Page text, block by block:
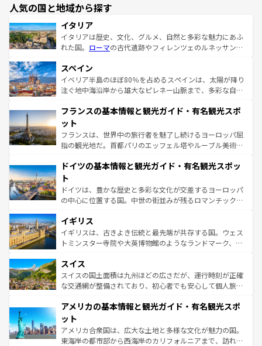
人気の国と地域から探す
イタリア
イタリアは歴史、文化、グルメ、自然と多彩な魅力にあふ
れた国。 ローマの古代遺跡やフィレンツェのルネッサンス
ろん、トスカーナの美しい田園風景やアマルフィ海岸の絶
景など、自然景観も見逃せない。観光の合間には、本場の
ピザやパスタなど、絶品のイタリア料理を堪能することも
ませてくれるイタリアで、忘れられない旅をしてみよう！
なお、新着のイタリア情報は
しい。
スペイン
イベリア半島のほぼ80％を占めるスペインは、太陽が降り
注ぐ地中海沿岸から雄大なピレネー山脈まで、多彩な自然
文化が根付くこの国では、情熱的なフラメンコ、熱気あふ
れる闘牛、そして美味しいタパスが生活の一部となってい
る。首都マドリードの洗練された雰囲気や、バルセロナの
アートに溢れた街角から、地方では古代ローマ遺跡や中世
せる。地方によって風土や気候が異なるスペインはその個
ンテンツ一覧 を参照してほしい。
フランスの基本情報と観光ガイド・有名観光スポ
ット
フランスは、世界中の旅行者を魅了し続けるヨーロッパ屈
指の観光地だ。首都パリのエッフェル塔やルーブル美術館
で、幅広い魅力が詰まっている。華麗な宮殿、歴史的な大
聖堂、美しいビーチ、そして豊かな自然が、訪れる者を心
から魅了する。また、フランスは美食の国としても知ら
れ、フランス料理はユネスコ無形文化遺産にも登録されて
香り高いラベンダー畑など、多彩な楽しみ方が可能だ。さ
らに、パリ以外の地域にも魅力が溢れており、どの街角に
も豊かな歴史と文化が息づいている。パリ以外の個性あふ
を参照してほしい。
ドイツの基本情報と観光ガイド・有名観光スポッ
ト
ドイツは、豊かな歴史と多彩な文化が交差するヨーロッパ
の中心に位置する国。中世の街並みが残るロマンチック街
顔を持つこの国は、どこを歩いても飽きることがない。ベ
ルリンの文化的活気、バイエルン州のアルプスの絶景、そ
してライン川沿いのワイン畑といった風景は必見。ビール
は、お酒好きな人にはぜひ体験してほしい。 なお、新着の
ドイツ情報はコンテンツ一覧を参照してほしい。
イギリス
イギリスは、古きよき伝統と最先端が共存する国。ウェス
トミンスター寺院や大英博物館のようなランドマーク、歴
リアごとに異なる魅力がある。また、優雅なアフタヌーン
ティー、ビール好きにはたまらない英国パブ、サッカー観
戦など、本場だからこそできる体験も豊富。イギリスを旅
ンツ一覧を参照してほしい。
スイス
スイスの国土面積は九州ほどの広さだが、運行時刻が正確
な交通網が整備されており、初心者でも安心して個人旅行
の建物がそのまま残る町や、スイスならではのユニークな
博物館もあり、アルプス観光だけでなく町歩きも満喫する
ことができる。国民の所得が高いため物価も高いが、旅行
者向けの交通パス提供のサービスもあり、うまく活用すれ
アメリカの基本情報と観光ガイド・有名観光スポ
ット
アメリカ合衆国は、広大な土地と多様な文化が魅力の国。
東海岸の都市部から西海岸のカリフォルニアまで、訪れる